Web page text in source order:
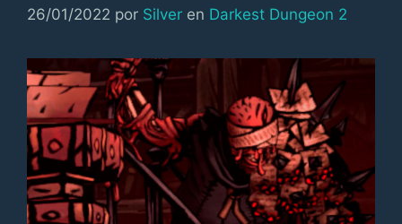
26/01/2022 por Silver en Categorías
Darkest Dungeon 2